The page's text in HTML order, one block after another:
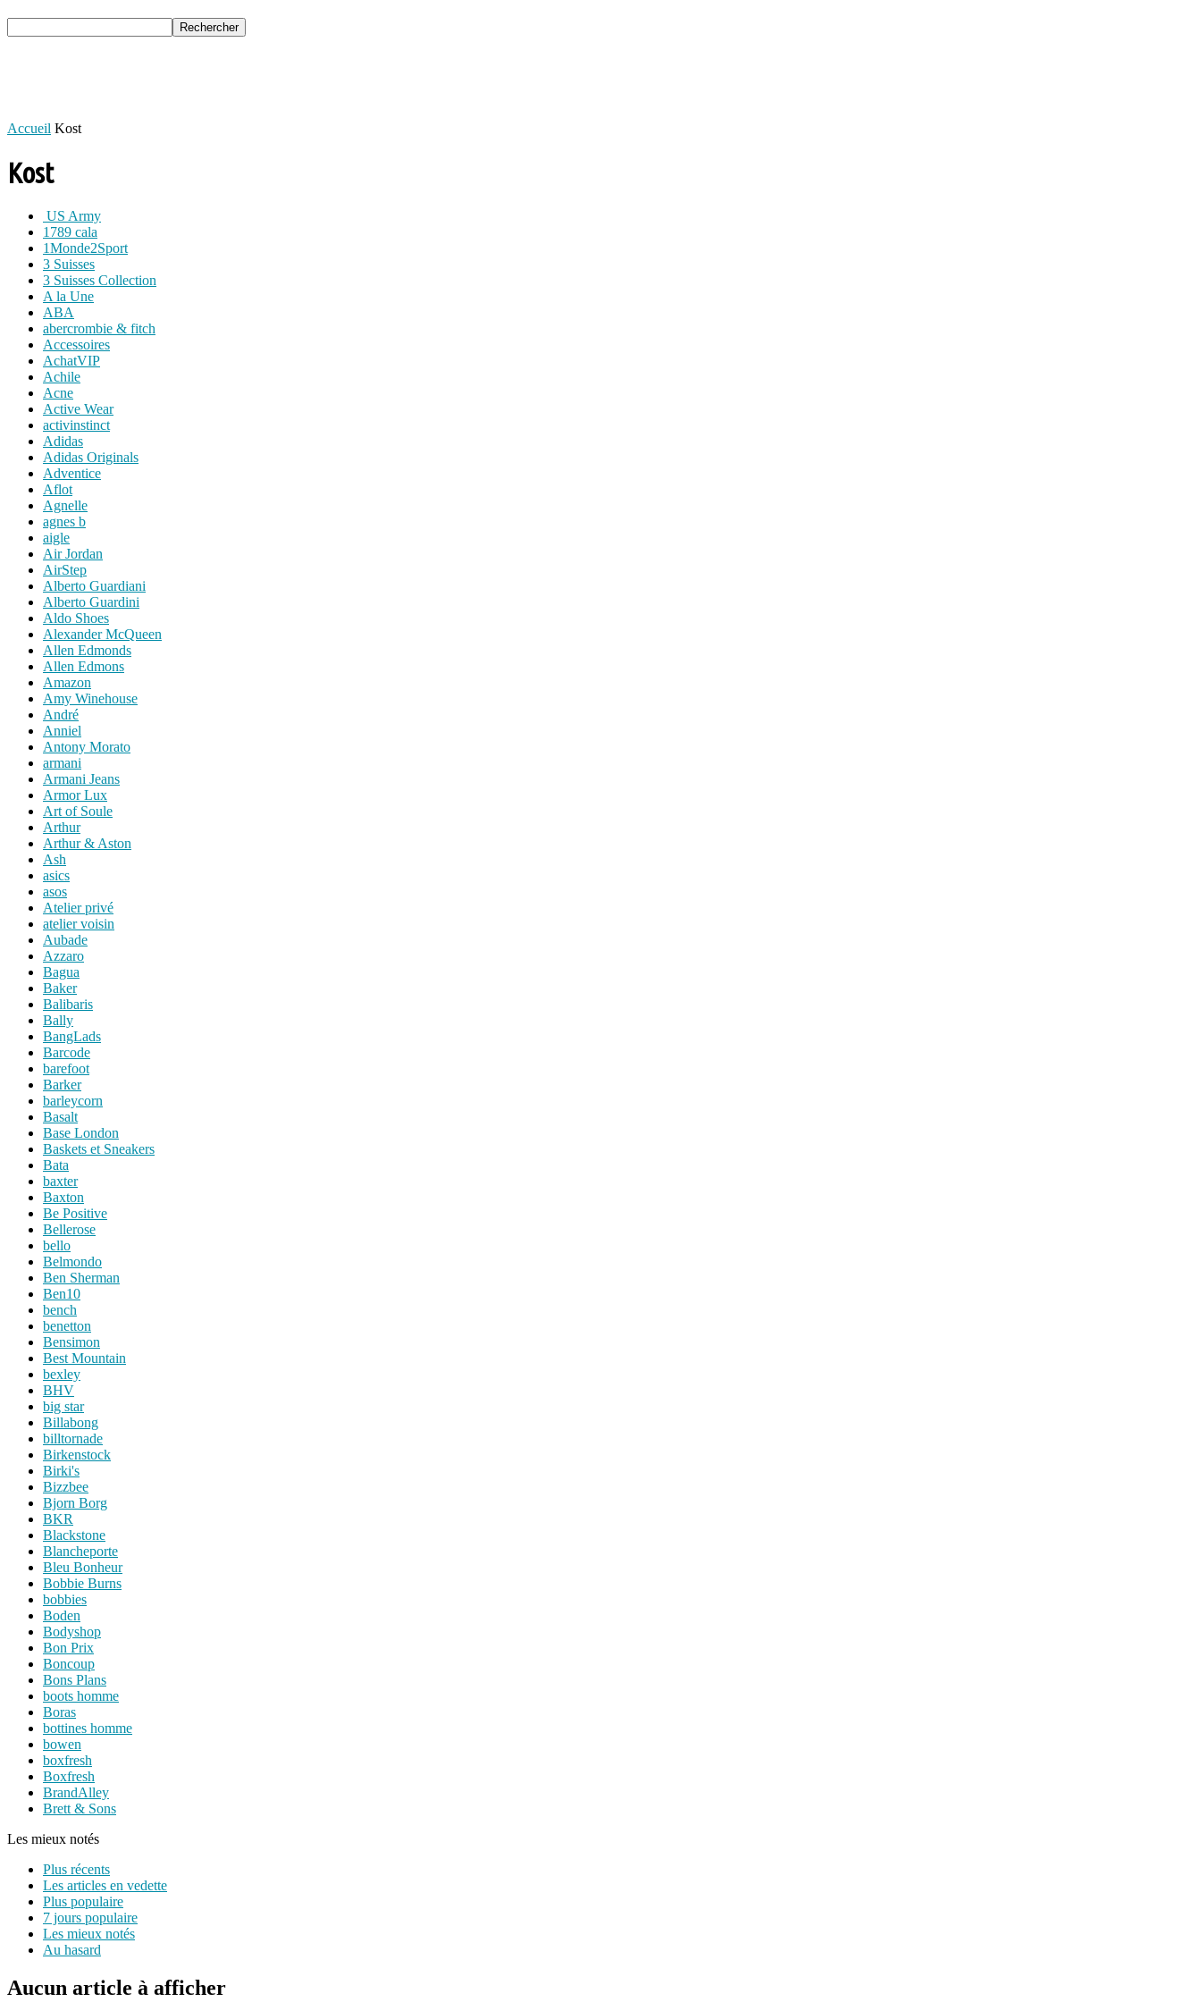
Accueil Kost
Kost
US Army
1789 cala
1Monde2Sport
3 Suisses
3 Suisses Collection
A la Une
ABA
abercrombie & fitch
Accessoires
AchatVIP
Achile
Acne
Active Wear
activinstinct
Adidas
Adidas Originals
Adventice
Aflot
Agnelle
agnes b
aigle
Air Jordan
AirStep
Alberto Guardiani
Alberto Guardini
Aldo Shoes
Alexander McQueen
Allen Edmonds
Allen Edmons
Amazon
Amy Winehouse
André
Anniel
Antony Morato
armani
Armani Jeans
Armor Lux
Art of Soule
Arthur
Arthur & Aston
Ash
asics
asos
Atelier privé
atelier voisin
Aubade
Azzaro
Bagua
Baker
Balibaris
Bally
BangLads
Barcode
barefoot
Barker
barleycorn
Basalt
Base London
Baskets et Sneakers
Bata
baxter
Baxton
Be Positive
Bellerose
bello
Belmondo
Ben Sherman
Ben10
bench
benetton
Bensimon
Best Mountain
bexley
BHV
big star
Billabong
billtornade
Birkenstock
Birki's
Bizzbee
Bjorn Borg
BKR
Blackstone
Blancheporte
Bleu Bonheur
Bobbie Burns
bobbies
Boden
Bodyshop
Bon Prix
Boncoup
Bons Plans
boots homme
Boras
bottines homme
bowen
boxfresh
Boxfresh
BrandAlley
Brett & Sons
Les mieux notés
Plus récents
Les articles en vedette
Plus populaire
7 jours populaire
Les mieux notés
Au hasard
Aucun article à afficher